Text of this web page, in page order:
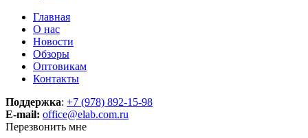
Главная
О нас
Новости
Обзоры
Оптовикам
Контакты
Поддержка: +7 (978) 892-15-98
E-mail: office@elab.com.ru
Перезвонить мне